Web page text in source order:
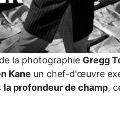
la photographie Gregg
Kane un chef-d'œuvre
la profondeur de champ,